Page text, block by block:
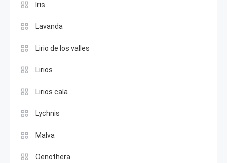
Iris
Lavanda
Lirio de los valles
Lirios
Lirios cala
Lychnis
Malva
Oenothera